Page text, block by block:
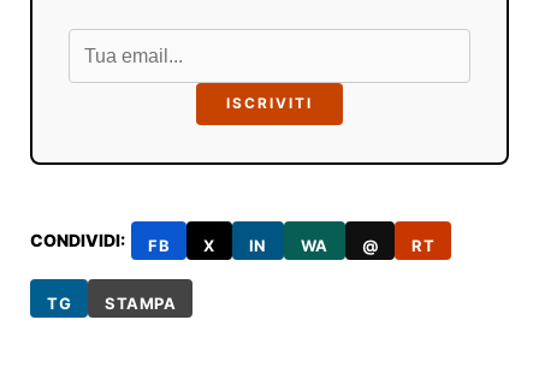
ISCRIVITI
CONDIVIDI: FB X IN WA @ RT
TG STAMPA